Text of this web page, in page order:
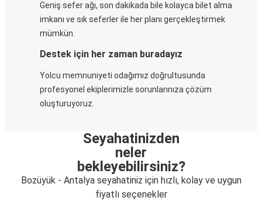
Geniş sefer ağı, son dakikada bile kolayca bilet alma
imkanı ve sık seferler ile her planı gerçekleştirmek
mümkün.
Destek için her zaman buradayız
Yolcu memnuniyeti odağımız doğrultusunda
profesyonel ekiplerimizle sorunlarınıza çözüm
oluşturuyoruz.
Seyahatinizden
neler
bekleyebilirsiniz?
Bozüyük - Antalya seyahatiniz için hızlı, kolay ve uygun
fiyatlı seçenekler